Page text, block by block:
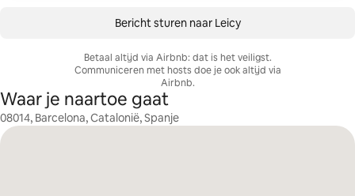
Bericht sturen naar Leicy
Betaal altijd via Airbnb: dat is het veiligst.
Communiceren met hosts doe je ook altijd via
Airbnb.
Waar je naartoe gaat
08014, Barcelona, Catalonië, Spanje